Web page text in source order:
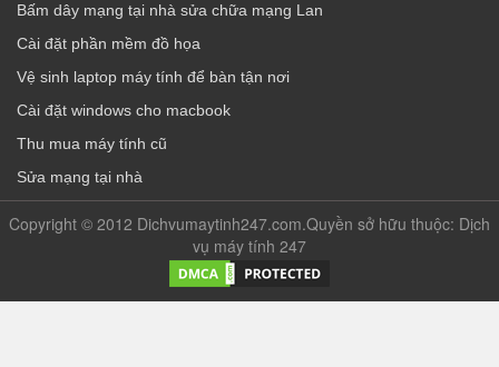
Bấm dây mạng tại nhà sửa chữa mạng Lan
Cài đặt phần mềm đồ họa
Vệ sinh laptop máy tính để bàn tận nơi
Cài đặt windows cho macbook
Thu mua máy tính cũ
Sửa mạng tại nhà
Copyright © 2012 Dichvumaytinh247.com.Quyền sở hữu thuộc: Dịch
vụ máy tính 247